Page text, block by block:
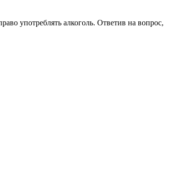
употреблять алкоголь. Ответив на вопрос,